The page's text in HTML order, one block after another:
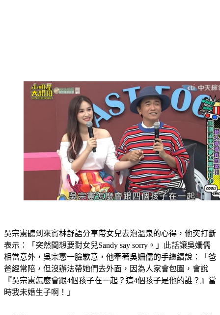
表示：「突然間想要對女兒Sandy say sorry。」此話讓吳姍儒
相當意外，吳宗憲一臉歉意，他牽著吳姍儒的手繼續說：「爸
爸經常陪，但沒辦法帶她們去外面，因為人家會包圍，會說
『吳宗憲怎麼會跟4個孩子在一起？這4個孩子是他的誰？』當
時我未婚生子啊！」